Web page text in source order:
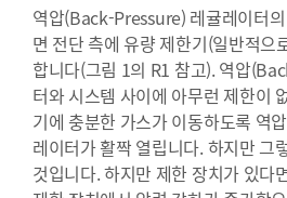
역압(Back-Pressure) 레귤레이터
면 전단 측에 유량 제한기(일반적으
합니다(그림 1의 R1 참고). 역압
터와 시스템 사이에 아무런 제한이
기에 충분한 가스가 이동하도록 역
레이터가 활짝 열립니다. 하지만 그
것입니다. 하지만 제한 장치가 있다